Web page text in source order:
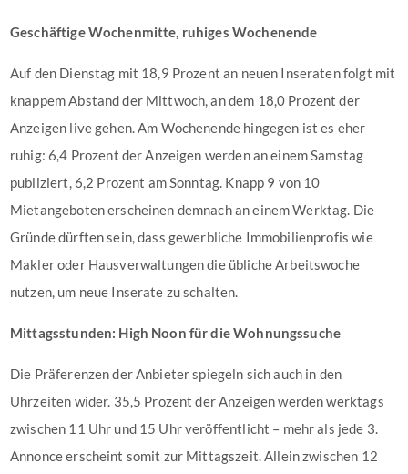
Geschäftige Wochenmitte, ruhiges Wochenende
Auf den Dienstag mit 18,9 Prozent an neuen Inseraten folgt mit
knappem Abstand der Mittwoch, an dem 18,0 Prozent der
Anzeigen live gehen. Am Wochenende hingegen ist es eher
ruhig: 6,4 Prozent der Anzeigen werden an einem Samstag
publiziert, 6,2 Prozent am Sonntag. Knapp 9 von 10
Mietangeboten erscheinen demnach an einem Werktag. Die
Gründe dürften sein, dass gewerbliche Immobilienprofis wie
Makler oder Hausverwaltungen die übliche Arbeitswoche
nutzen, um neue Inserate zu schalten.
Mittagsstunden: High Noon für die Wohnungssuche
Die Präferenzen der Anbieter spiegeln sich auch in den
Uhrzeiten wider. 35,5 Prozent der Anzeigen werden werktags
zwischen 11 Uhr und 15 Uhr veröffentlicht – mehr als jede 3.
Annonce erscheint somit zur Mittagszeit. Allein zwischen 12